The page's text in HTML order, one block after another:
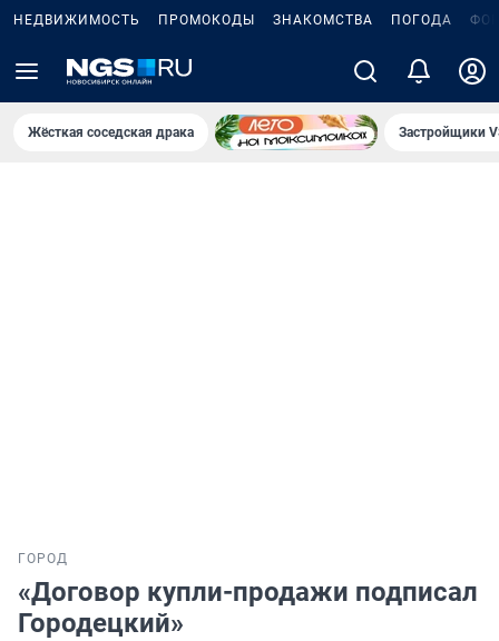
НЕДВИЖИМОСТЬ ПРОМОКОДЫ ЗНАКОМСТВА ПОГОДА
Жёсткая соседская драка Застройщики
ГОРОД
«Договор купли-продажи подписал
Городецкий»